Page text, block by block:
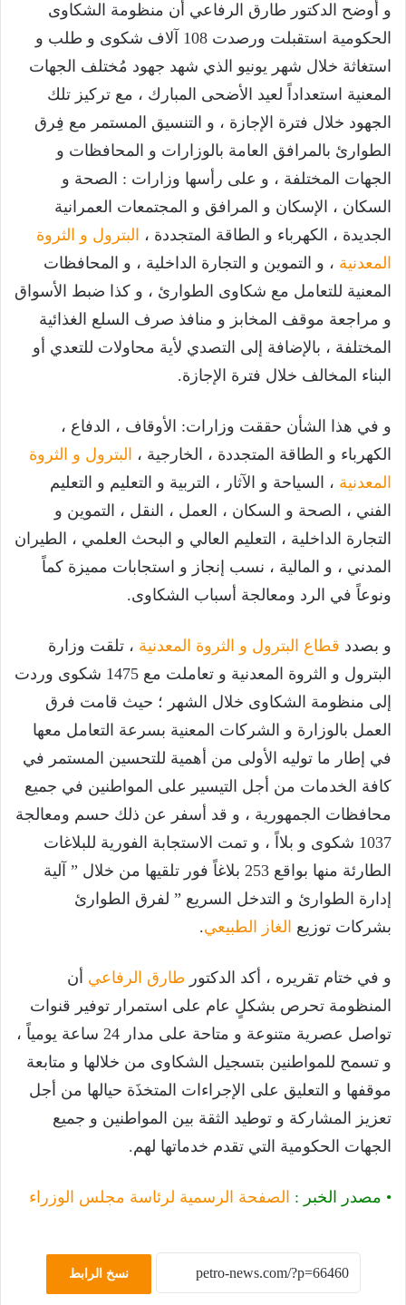
و أوضح الدكتور طارق الرفاعي أن منظومة الشكاوى
الحكومية استقبلت ورصدت 108 آلاف شكوى و طلب و
استغاثة خلال شهر يونيو الذي شهد جهود مُختلف الجهات
المعنية استعداداً لعيد الأضحى المبارك ، مع تركيز تلك
الجهود خلال فترة الإجازة ، و التنسيق المستمر مع فِرق
الطوارئ بالمرافق العامة بالوزارات و المحافظات و
الجهات المختلفة ، و على رأسها وزارات : الصحة و
السكان ، الإسكان و المرافق و المجتمعات العمرانية
الجديدة ، الكهرباء و الطاقة المتجددة ،
البترول و الثروة
المعدنية ، و التموين و التجارة الداخلية ، و المحافظات
المعنية للتعامل مع شكاوى الطوارئ ، و كذا ضبط الأسواق
و مراجعة موقف المخابز و منافذ صرف السلع الغذائية
المختلفة ، بالإضافة إلى التصدي لأية محاولات للتعدي أو
البناء المخالف خلال فترة الإجازة.
و في هذا الشأن حققت وزارات: الأوقاف ، الدفاع ،
الكهرباء و الطاقة المتجددة ، الخارجية ،
البترول و الثروة
المعدنية ، السياحة و الآثار ، التربية و التعليم و التعليم
الفني ، الصحة و السكان ، العمل ، النقل ، التموين و
التجارة الداخلية ، التعليم العالي و البحث العلمي ، الطيران
المدني ، و المالية ، نسب إنجاز و استجابات مميزة كماً
ونوعاً في الرد ومعالجة أسباب الشكاوى.
و بصدد قطاع البترول و الثروة المعدنية ، تلقت وزارة
البترول و الثروة المعدنية و تعاملت مع 1475 شكوى وردت
إلى منظومة الشكاوى خلال الشهر ؛ حيث قامت فرق
العمل بالوزارة و الشركات المعنية بسرعة التعامل معها
في إطار ما توليه الأولى من أهمية للتحسين المستمر في
كافة الخدمات من أجل التيسير على المواطنين في جميع
محافظات الجمهورية ، و قد أسفر عن ذلك حسم ومعالجة
1037 شكوى و بلااً ، و تمت الاستجابة الفورية للبلاغات
الطارئة منها بواقع 253 بلاغاً فور تلقيها من خلال ” آلية
إدارة الطوارئ و التدخل السريع ” لفرق الطوارئ
بشركات توزيع الغاز الطبيعي.
و في ختام تقريره ، أكد الدكتور طارق الرفاعي أن
المنظومة تحرص بشكلٍ عام على استمرار توفير قنوات
تواصل عصرية متنوعة و متاحة على مدار 24 ساعة يومياً ،
و تسمح للمواطنين بتسجيل الشكاوى من خلالها و متابعة
موقفها و التعليق على الإجراءات المتخذَة حيالها من أجل
تعزيز المشاركة و توطيد الثقة بين المواطنين و جميع
الجهات الحكومية التي تقدم خدماتها لهم.
• مصدر الخبر : الصفحة الرسمية لرئاسة مجلس الوزراء
نسخ الرابط